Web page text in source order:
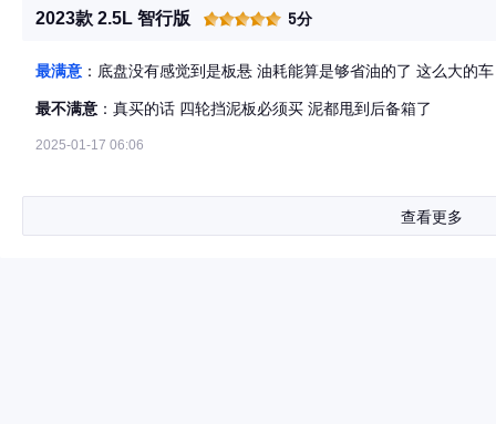
2023款 2.5L 智行版 5分
最满意 ：底盘没有感觉到是板悬 油耗能算是够省油的了 这么大的车
最不满意 ：真买的话 四轮挡泥板必须买 泥都甩到后备箱了
2025-01-17 06:06
查看更多